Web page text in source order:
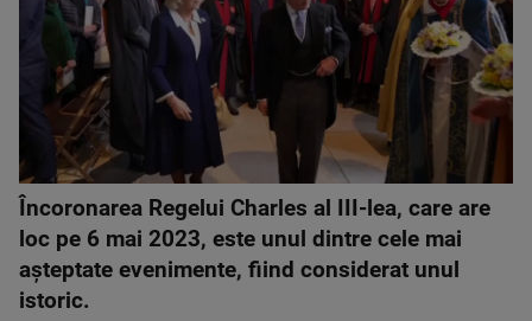
Încoronarea Regelui Charles al III-lea, care are
loc pe 6 mai 2023, este unul dintre cele mai
așteptate evenimente, fiind considerat unul
istoric.